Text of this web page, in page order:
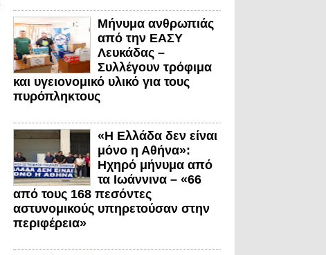
Μήνυμα ανθρωπιάς
από την ΕΑΣΥ
Λευκάδας –
Συλλέγουν τρόφιμα
και υγειονομικό υλικό για τους
πυρόπληκτους
«Η Ελλάδα δεν είναι
μόνο η Αθήνα»:
Ηχηρό μήνυμα από
τα Ιωάννινα – «66
από τους 168 πεσόντες
αστυνομικούς υπηρετούσαν στην
περιφέρεια»